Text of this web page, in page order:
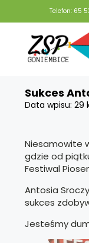
Telefon: 65
Sukces
Data wpisu:29
Niesamowite
gdzie od
Festiwal
Antosia
sukces
Jesteśmy